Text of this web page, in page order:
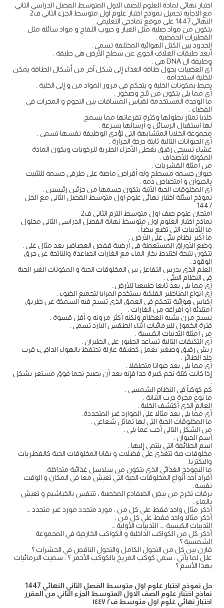
اختبار نهائي لمادة العلوم للصف الاول المتوسط الفصل الدراسي الثاني
مع الاجابة تحميل نموذج اختبار علوم اول متوسط الجزء الثاني ف2
النهائي 1447 على موقع نماذجي التعليمي.
يتكون من مواد صلبة مثل الغبار و حبوب اللقاح و مواد سائلة مثل
القطيرات الحمضية .
الحدود بين الكتل الهوائية المختلفة تسمى .
أبعد طبقات الغلاف الجوي عن سطح الأرض هي طبقة .
وظيفة ال DNA هي .
أي العضيات يحول طاقة الغذاء إلى شكل آخر من أشكال الطاقة يمكن
للخلية استخدامه .
يحيط بمكونات الخلية و يتحكم في مرور المواد من و إلى الخلية .
أي مما يلي يتكون من ثلج وصخور .
ما الوحدة المستخدمة لقياس المسافات بين النجوم و المجرات في
الفضاء .
خلايا تمتاز بطولها وكثرة تفرعاتها مما يسمح
لها استقبال الرسائل و أرسالها بسرعة .
مجموعة الخلايا المتشابهة التي تؤدي الوظيفة نفسها تسمى .
أي الحيوانات التالية ثابتة درجة الحرارة .
غشاء نسيجي رقيق يغطي الأجزاء الطرية للرخويات ويكون المادة
المكونة للأصداف .
من أمثلة القشريات .
حیوان جسمه مسطح وله أقراص ماصة على طرفي جسمه للتثبيت
بالحيوان و امتصاص دمه .
أي المخلوقات الحية الآتية يتكون جسمها من جزئين رئيسين .
نموذج اسئلة اختبار نهائي علوم اول متوسط الفصل الثاني مع الحل
1447
امتحان علوم صف اول متوسط الترم الثاني ف2
نماذج اختبار العلوم اول متوسط نهاية الفصل الدراسي الثاني محلول
ما الثدييات التي تضع بيضاً .
ما أكبر نظام بيئي على الأرض .
وضع الأوراق المستعملة في أرضية قفص العصافير يعد مثال على .
تتكون نتيجة اختلاط بخار الماء مع الغازات الصاعدة والناتجة عن حرق
الوقود .
العلم الذي يدرس التفاعل بين المخلوقات الحية و المكونات الغير الحية
في النظام البيئي .
أي مما يلي يعد تابعا طبيعيا للأرض .
أي أنواع المناظير الفلكية يستخدم المرايا لتجميع الضوء .
أكياس هوائية تتحكم في العمق الذي تسبح فيه السمكة عن طريق
أمتلائه أو أفراغه من الغازات .
نسيج مرن يشبه العظام ولكنه أكثر مرونه و أقل قسوة .
فترة الخمول للبرمائيات أثناء الطقس البارد تسمى .
من أمثلة الثدييات الكيسية .
أي التكيفات التالية تساعد الطيور علي الطيران .
ريش رقيق وصغير يعمل كطبقة عازلة تحتفظ بالهواء الدافيء قرب
جلد الطائر .
أي مما يلي يعد حيوانا متطفلا .
إذا كانت كتلة نجم كبيرة جدا فإنه بعد أن يصبح نجما فوق مستعر يشكل
كم كوكباً في النظام الشمسي .
ما نوع مجرة درب التبانة .
العالم الذي أكتشف الخلية .
أي مما يلي يعد مثالا على الموارد غير المتجددة.
ما المخلوقات الحية التي لها تماثل شعاعي .
من الشكل التالي أجب عما يلي :
أسم الحيوان :
اسم الطائفة التي ينتمي إليها :
مخلوقات حية تتغذى على فضلات و بقايا المخلوقات الحية كالفطريات
والبكتريا.
ما النموذج الغذائي الذي يتكون من سلاسل غذائية متداخلة.
أفراد أحد أنواع المخلوقات الحية التي تعيش معا في المكان و الوقت
نفسه.
يرقات تخرج من بيض الضفادع المخصبة ، تتنفس بالخياشيم و تعيش
بالماء .
أذكر مثال واحد فقط علي كل من : مورد متجدد مورد غير متجدد …
أذكر مثالا واحد فقط علي كل من :
الثدييات الكيسية …. الثدييات الأولية …
أذكر كل من الكواكب الداخلية و الكواكب الخارجية في المجموعة
الشمسية ؟
قارن بين كل من التحول الكامل والتحول الناقص في الحشرات ؟
علل لما يأتي : سمي كوكب المريخ بالكوكب الأحمر ؟ . سميت البرمائيات
بهذا الأسم ؟
حل نموذج اختبار علوم اول متوسط الفصل الثاني النهائي 1447
نماذج اختبار علوم الصف الاول المتوسط الجزء الثاني من المقرر
اختبار نهائي علوم اول متوسط ف٢ ١٤٤٧